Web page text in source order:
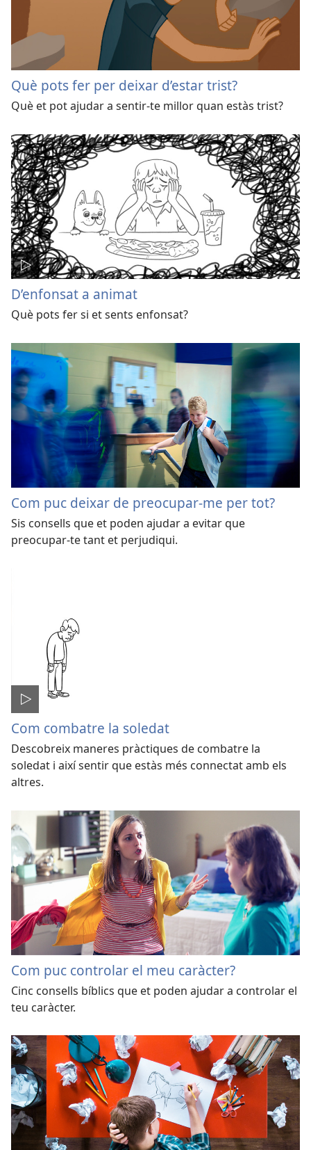
Què pots fer per deixar d’estar trist?
Què et pot ajudar a sentir-te millor quan estàs trist?
D’enfonsat a animat
Què pots fer si et sents enfonsat?
Com puc deixar de preocupar-me per tot?
Sis consells que et poden ajudar a evitar que
preocupar-te tant et perjudiqui.
Com combatre la soledat
Descobreix maneres pràctiques de combatre la
soledat i així sentir que estàs més connectat amb els
altres.
Com puc controlar el meu caràcter?
Cinc consells bíblics que et poden ajudar a controlar el
teu caràcter.